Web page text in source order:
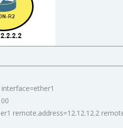
remote.address=12.12.12.2